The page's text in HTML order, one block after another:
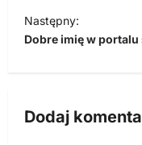
w
i
c
Następny:
Dobre imię w
Dodaj